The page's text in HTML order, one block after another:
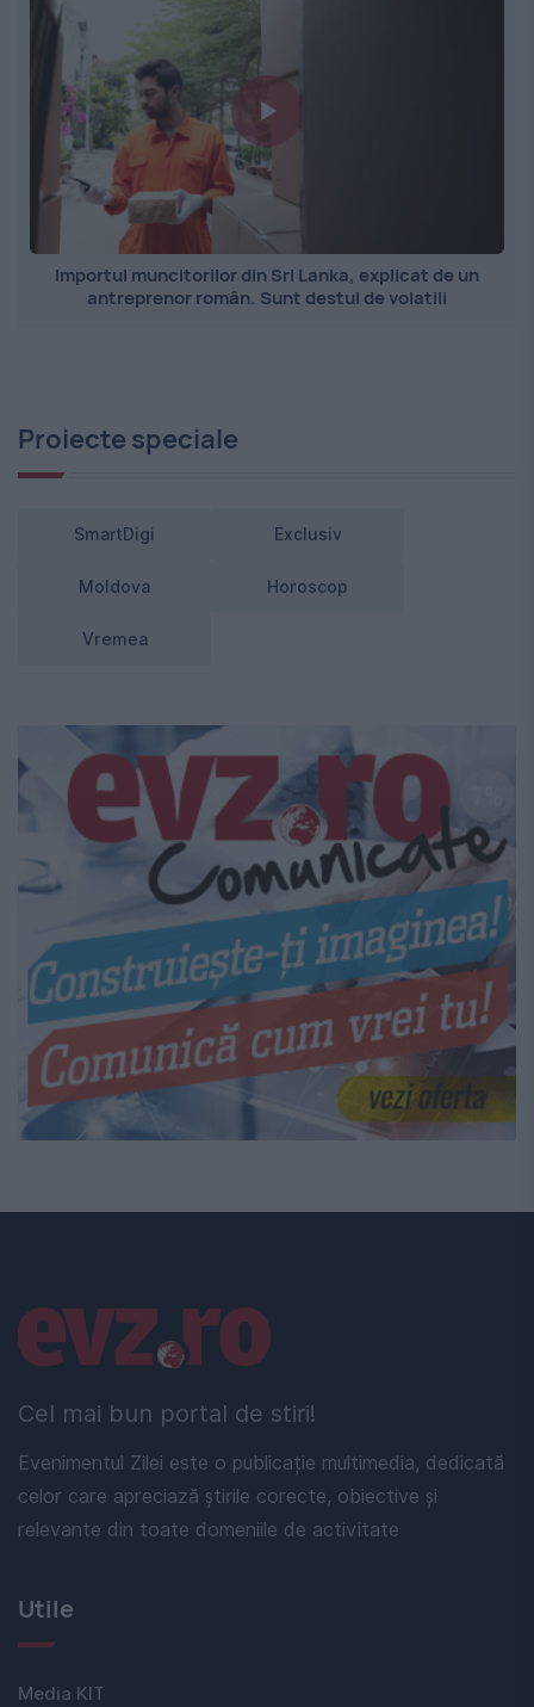
Importul muncitorilor din Sri Lanka, explicat de un
antreprenor român. Sunt destul de volatili
Proiecte speciale
SmartDigi Exclusiv
Moldova Horoscop
Vremea
Cel mai bun portal de stiri!
Evenimentul Zilei este o publicație multimedia, dedicată
celor care apreciază știrile corecte, obiective și
relevante din toate domeniile de activitate
Linkuri utile
Utile
Media KIT